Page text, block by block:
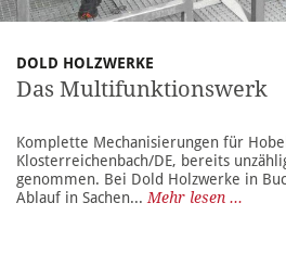
DOLD HOLZWERKE
Das Multifunktionswerk
Komplette Mechanisierungen für
Klosterreichenbach/DE, bereits
genommen. Bei Dold Holzwerke in
Ablauf in Sachen... Mehr lesen ...